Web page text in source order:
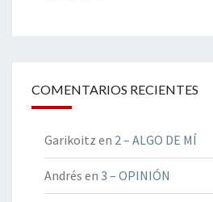
COMENTARIOS RECIENTES
Garikoitz en 2 – ALGO DE MÍ
Andrés en 3 – OPINIÓN